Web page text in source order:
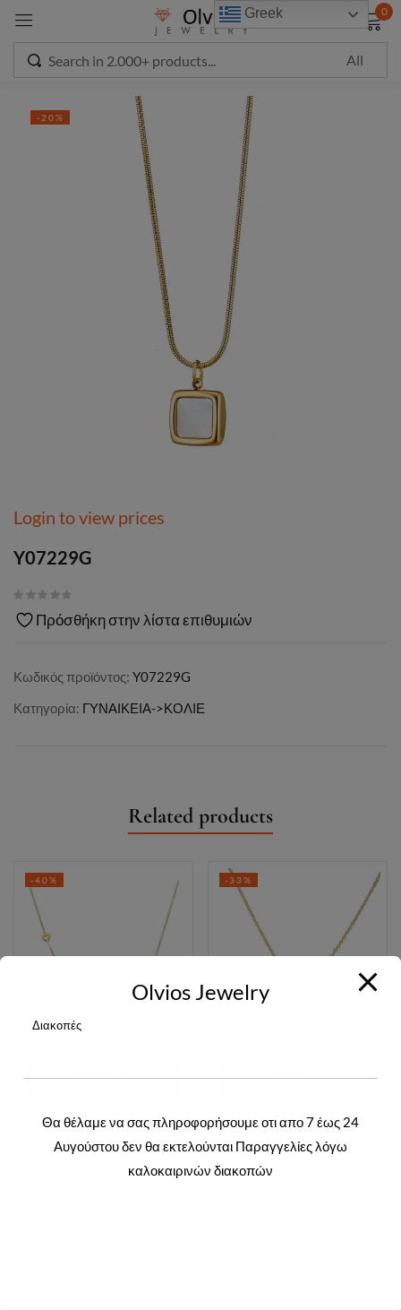
0
-20%
Login to view prices
Y07229G
Πρόσθήκη στην λίστα επιθυμιών
Κωδικός προϊόντος: Y07229G
Κατηγορία: ΓΥΝΑΙΚΕΙΑ->ΚΟΛΙΕ
Related products
-40%
ΔΙΑΒΆΣΤΕ
ΠΕΡΙΣΣΌΤΕΡΑ
Login to view prices
Y07028G
-33%
ΔΙΑΒΆΣΤΕ
ΠΕΡΙΣΣΌΤΕΡΑ
Login to view prices
Y01500G
Greek
Sign in
Remember me
CREATE AN ACCOUNT
modal-check
Olvios Jewelry
Διακοπές
Θα θέλαμε να σας πληροφορήσουμε οτι απο 7 έως 24
Αυγούστου δεν θα εκτελούνται Παραγγελίες λόγω
καλοκαιρινών διακοπών